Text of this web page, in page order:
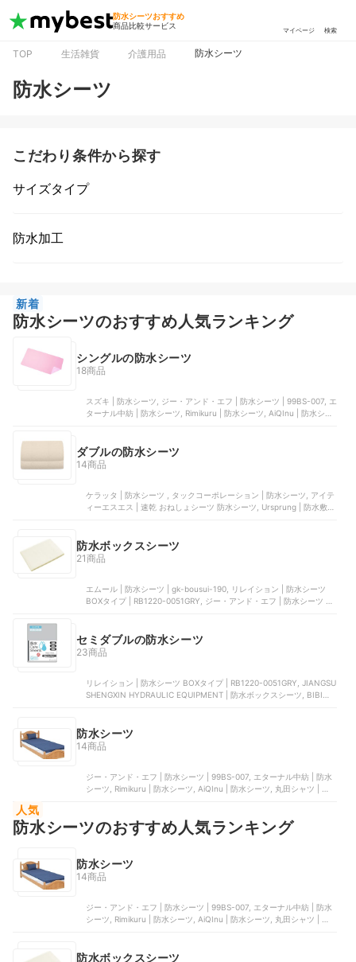
防水シーツおすすめ
商品比較サービス
マイページ 検索
TOP 生活雑貨 介護用品 防水シーツ
防水シーツ
こだわり条件から探す
サイズタイプ
防水加工
新着
防水シーツのおすすめ人気ランキング
シングルの防水シーツ
18商品
スズキ | 防水シーツ, ジー・アンド・エフ | 防水シーツ | 99BS-007, エ
ターナル中紡 | 防水シーツ, Rimikuru | 防水シーツ, AiQInu | 防水シー
ダブルの防水シーツ
14商品
ケラッタ | 防水シーツ , タックコーポレーション | 防水シーツ, アイテ
ィーエスエス | 速乾 おねしょシーツ 防水シーツ, Ursprung | 防水敷き
防水ボックスシーツ
21商品
エムール | 防水シーツ | gk-bousui-190, リレイション | 防水シーツ
BOXタイプ | RB1220-0051GRY, ジー・アンド・エフ | 防水シーツ |
セミダブルの防水シーツ
23商品
リレイション | 防水シーツ BOXタイプ | RB1220-0051GRY, JIANGSU
SHENGXIN HYDRAULIC EQUIPMENT | 防水ボックスシーツ, BIBICA
防水シーツ
14商品
ジー・アンド・エフ | 防水シーツ | 99BS-007, エターナル中紡 | 防水
シーツ, Rimikuru | 防水シーツ, AiQInu | 防水シーツ, 丸田シャツ | あ
人気
防水シーツのおすすめ人気ランキング
防水シーツ
14商品
ジー・アンド・エフ | 防水シーツ | 99BS-007, エターナル中紡 | 防水
シーツ, Rimikuru | 防水シーツ, AiQInu | 防水シーツ, 丸田シャツ | あ
防水ボックスシーツ